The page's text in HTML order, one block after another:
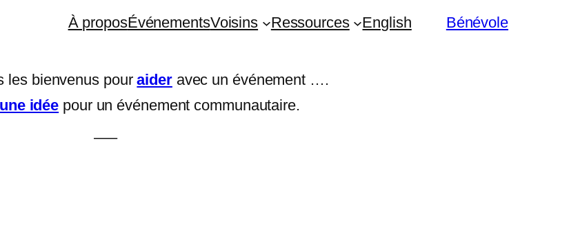
À proposÉvénementsVoisins Ressources English Bénévole
les bienvenus pouraideravec un événement ….
idée pour un événement communautaire.
—–